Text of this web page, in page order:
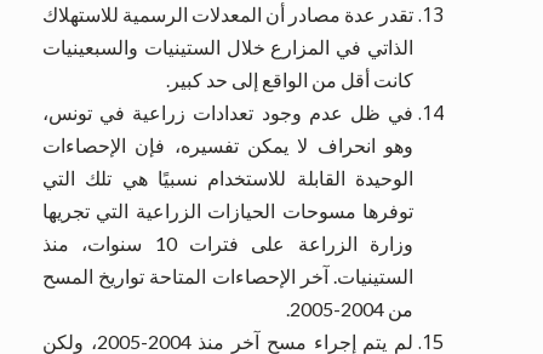
تقدر عدة مصادر أن المعدلات الرسمية للاستهلاك
الذاتي في المزارع خلال الستينيات والسبعينيات
كانت أقل من الواقع إلى حد كبير.
في ظل عدم وجود تعدادات زراعية في تونس،
وهو انحراف لا يمكن تفسيره، فإن الإحصاءات
الوحيدة القابلة للاستخدام نسبيًا هي تلك التي
توفرها مسوحات الحيازات الزراعية التي تجريها
وزارة الزراعة على فترات 10 سنوات، منذ
الستينيات. آخر الإحصاءات المتاحة تواريخ المسح
من 2004-2005.
لم يتم إجراء مسح آخر منذ 2004-2005، ولكن